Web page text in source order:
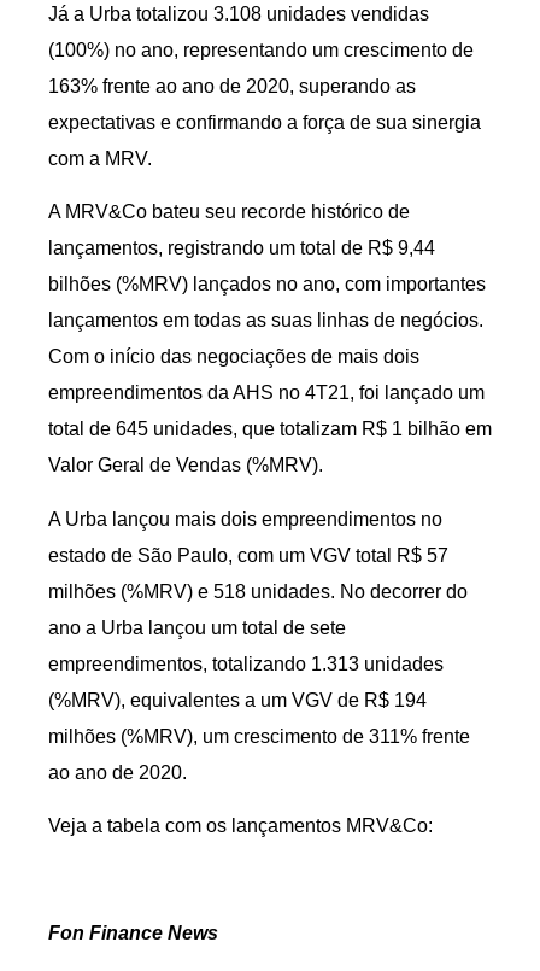
Já a Urba totalizou 3.108 unidades vendidas
(100%) no ano, representando um crescimento de
163% frente ao ano de 2020, superando as
expectativas e confirmando a força de sua sinergia
com a MRV.
A MRV&Co bateu seu recorde histórico de
lançamentos, registrando um total de R$ 9,44
bilhões (%MRV) lançados no ano, com importantes
lançamentos em todas as suas linhas de negócios.
Com o início das negociações de mais dois
empreendimentos da AHS no 4T21, foi lançado um
total de 645 unidades, que totalizam R$ 1 bilhão em
Valor Geral de Vendas (%MRV).
A Urba lançou mais dois empreendimentos no
estado de São Paulo, com um VGV total R$ 57
milhões (%MRV) e 518 unidades. No decorrer do
ano a Urba lançou um total de sete
empreendimentos, totalizando 1.313 unidades
(%MRV), equivalentes a um VGV de R$ 194
milhões (%MRV), um crescimento de 311% frente
ao ano de 2020.
Veja a tabela com os lançamentos MRV&Co:
Fon Finance News